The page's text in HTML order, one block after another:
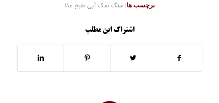
برچسب ها: سنگ نمک آبی طبخ غذا
اشتراک این مطلب